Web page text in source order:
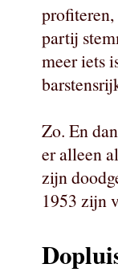
profiteren,
partij
meer iets
Zo. En
er alleen
zijn
1953 zijn